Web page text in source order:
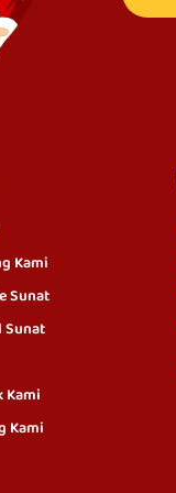
Kami
Sunat
Kami
Kami